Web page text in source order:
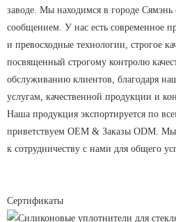
заводе. Мы находимся в городе
сообщением. У нас есть современное
и превосходные технологии, строгое
посвященный строгому контролю
обслуживанию клиентов, благодаря
услугам, качественной продукции и
Наша продукция экспортируется по
приветствуем OEM & Заказы ODM. Мы
к сотрудничеству с нами для общего
Сертификаты